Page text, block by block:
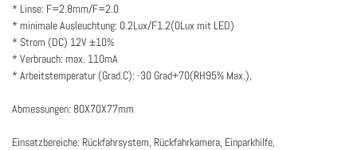
* Linse: F=2.8mm/F=2.0
* minimale Ausleuchtung: 0.2Lux/F1.2(0Lux mit LED)
* Strom (DC) 12V ±10%
* Verbrauch: max. 110mA
* Arbeitstemperatur (Grad.C): -30 Grad+70(RH95% Max.),
Abmessungen: 80X70X77mm
Einsatzbereiche: Rückfahrsystem, Rückfahrkamera, Einparkhilfe,